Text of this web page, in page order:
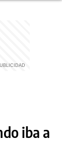
iba a